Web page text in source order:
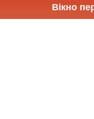
Вікно